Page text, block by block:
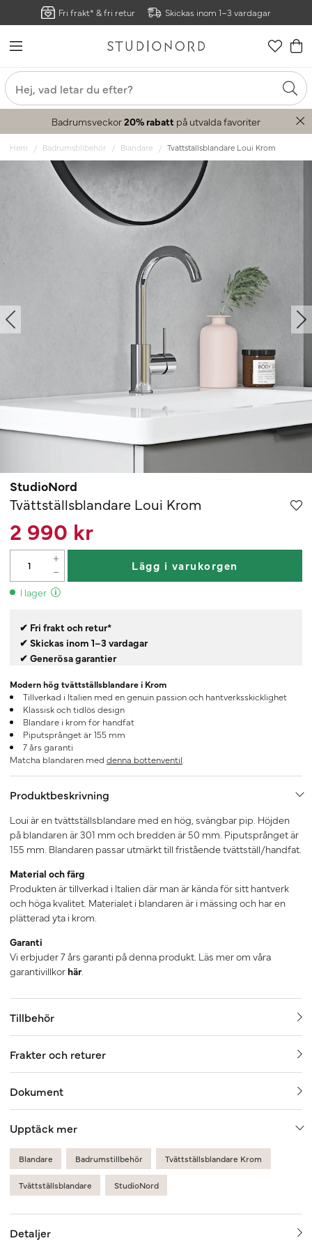
Fri frakt* & fri retur Skickas inom 1–3 vardagar
Badrumsveckor20% rabatt på utvalda favoriter
Hem Badrumstillbehör Blandare Tvättställsblandare Loui Krom
StudioNord
Tvättställsblandare Loui Krom
2 990 kr
Lägg i varukorgen
I lager
✔ Fri frakt och retur*
✔ Skickas inom 1–3 vardagar
✔ Generösa garantier
Modern hög tvättställsblandare i Krom
Tillverkad i Italien med en genuin passion och hantverksskicklighet
Klassisk och tidlös design
Blandare i krom för handfat
Piputsprånget är 155 mm
7 års garanti
Matcha blandaren med denna bottenventil
Produktbeskrivning
Loui är en tvättställsblandare med en hög, svängbar pip. Höjden
på blandaren är 301 mm och bredden är 50 mm. Piputsprånget är
155 mm. Blandaren passar utmärkttill fristående tvättställ/handfat.
Material och färg
Produkten är tillverkad i Italien där man är kända för sitt hantverk
och höga kvalitet. Materialet i blandaren är i mässing och har en
plätterad yta i krom.
Garanti
Vi erbjuder 7 års garanti på denna produkt. Läs mer om våra
garantivillkor här.
Tillbehör
Frakter och returer
Dokument
Upptäck mer
Blandare Badrumstillbehör Tvättställsblandare Krom
Tvättställsblandare StudioNord
Detaljer